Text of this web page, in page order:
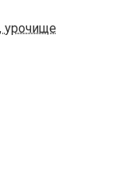
урочище